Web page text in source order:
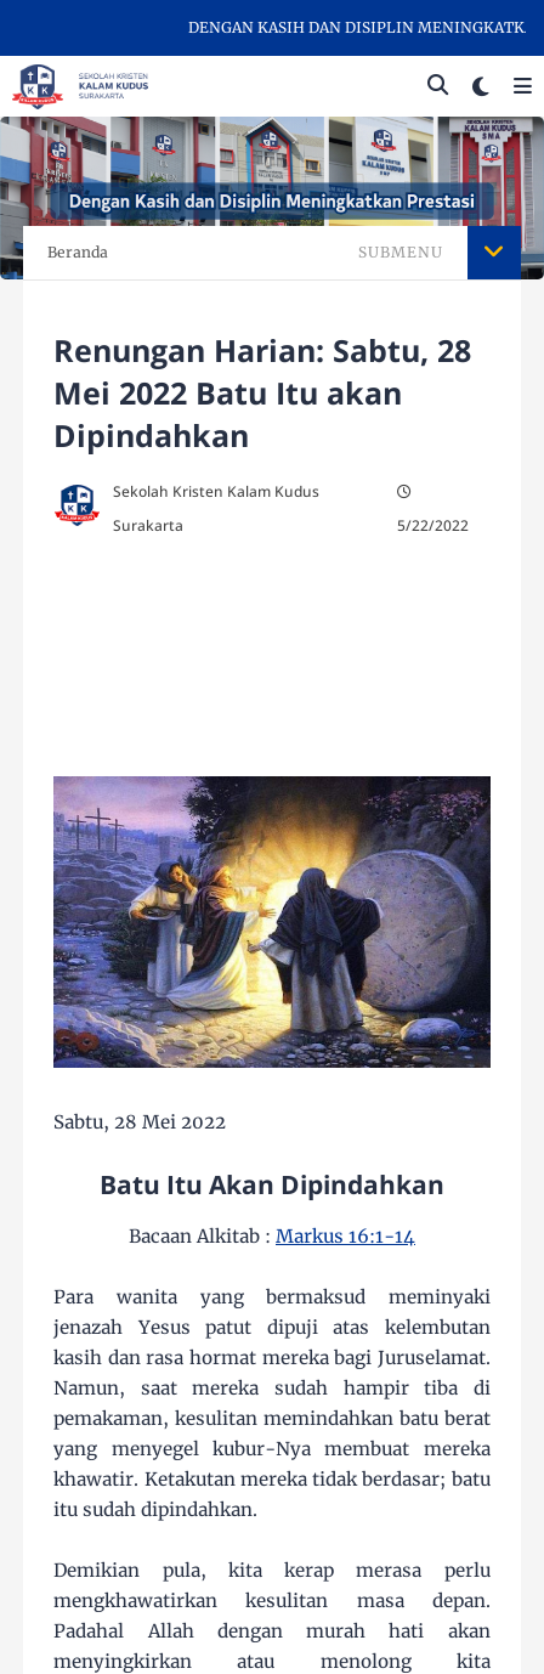
DENGAN KASIH DAN DISIPLIN MENINGKATKAN
Beranda SUBMENU
Renungan Harian: Sabtu, 28
Mei 2022 Batu Itu akan
Dipindahkan
Sekolah Kristen Kalam Kudus
Surakarta
5/22/2022
Sabtu, 28 Mei 2022
Batu Itu Akan Dipindahkan
Bacaan Alkitab : Markus 16:1-14
Para wanita yang bermaksud meminyaki
jenazah Yesus patut dipuji atas kelembutan
kasih dan rasa hormat mereka bagi Juruselamat.
Namun, saat mereka sudah hampir tiba di
pemakaman, kesulitan memindahkan batu berat
yang menyegel kubur-Nya membuat mereka
khawatir. Ketakutan mereka tidak berdasar; batu
itu sudah dipindahkan.
Demikian pula, kita kerap merasa perlu
mengkhawatirkan kesulitan masa depan.
Padahal Allah dengan murah hati akan
menyingkirkan atau menolong kita